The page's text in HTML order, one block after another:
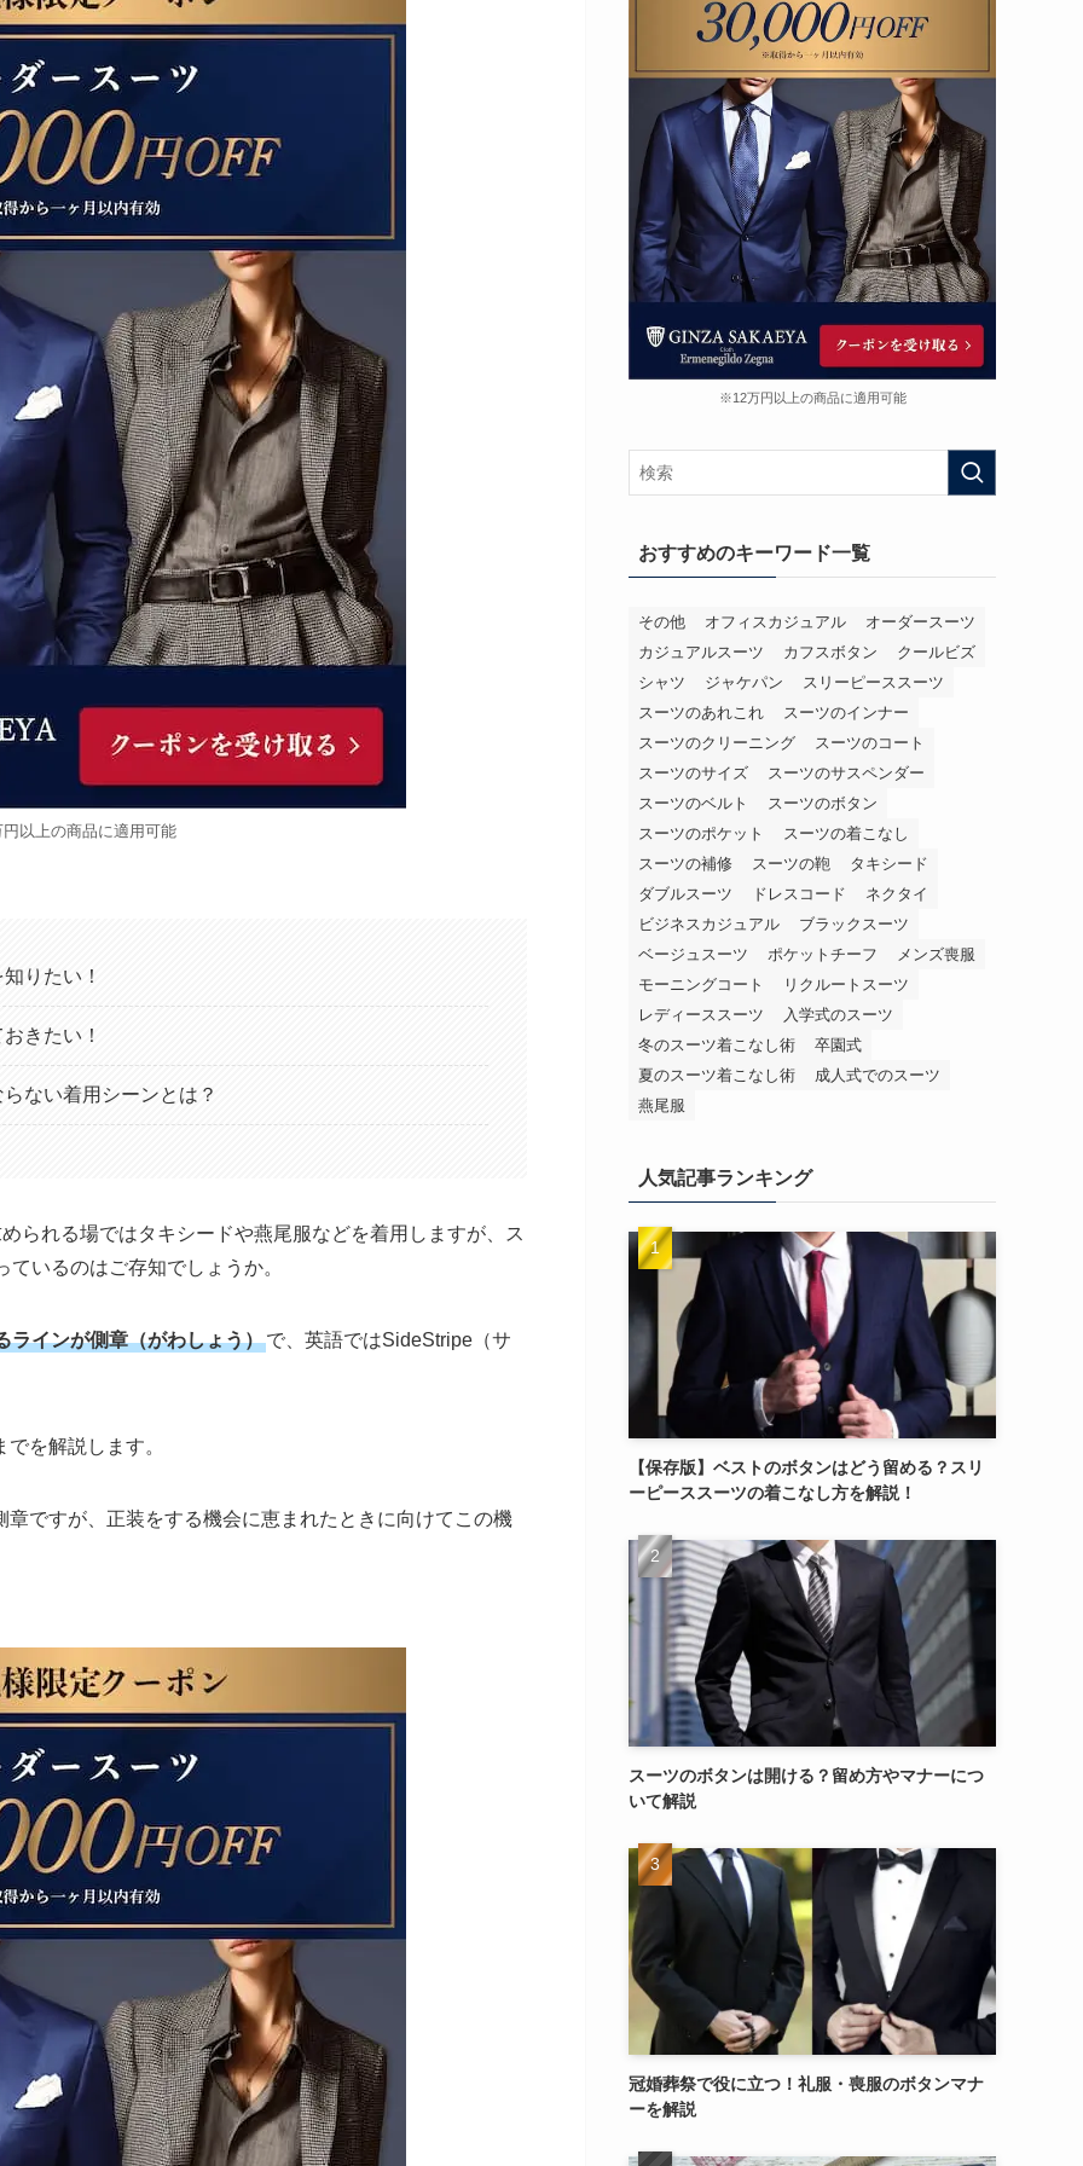
以上の商品に適用可能
りたい！
きたい！
ない着用シーンとは？
られる場ではタキシードや燕尾服などを着用しますが、ス
いるのはご存知でしょうか。
ラインが側章（がわしょう）で、英語ではSideStripe（サ
を解説します。
ですが、正装をする機会に恵まれたときに向けてこの機
※12万円以上の商品に適用可能
おすすめのキーワード一覧
その他 オフィスカジュアル
オーダースーツ
カジュアルスーツ
カフスボタン
クールビズ
シャツ
ジャケパン
スリーピーススーツ
スーツのあれこれ
スーツのインナー
スーツのクリーニング
スーツのコート
スーツのサイズ
スーツのサスペンダー
スーツのベルト
スーツのボタン
スーツのポケット
スーツの着こなし
スーツの補修
スーツの鞄
タキシード
ダブルスーツ
ドレスコード
ネクタイ
ビジネスカジュアル
ブラックスーツ
ベージュスーツ
ポケットチーフ
メンズ喪服
モーニングコート
リクルートスーツ
レディーススーツ
入学式のスーツ
冬のスーツ着こなし術
卒園式
夏のスーツ着こなし術
成人式でのスーツ
燕尾服
人気記事ランキング
【保存版】ベストのボタンはどう留める？スリ
ーピーススーツの着こなし方を解説！
スーツのボタンは開ける？留め方やマナーにつ
いて解説
冠婚葬祭で役に立つ！礼服・喪服のボタンマナ
ーを解説